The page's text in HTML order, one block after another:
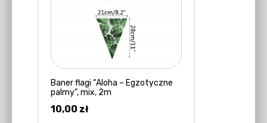
Baner flagi “Aloha – Egzotyczne
palmy”, mix, 2m
10,00 zł